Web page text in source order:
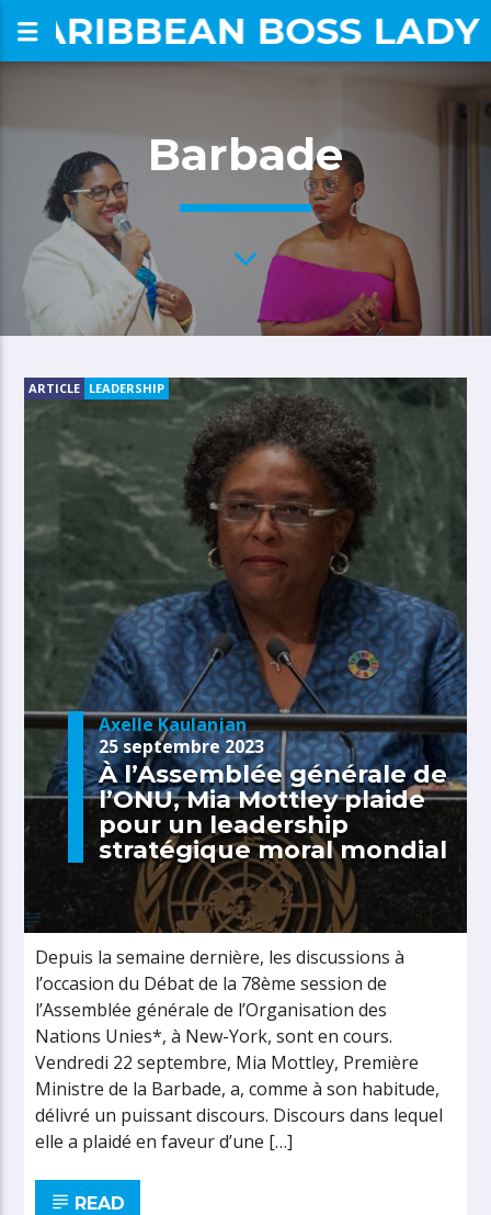
CARIBBEAN BOSS LADY
Barbade
ARTICLE LEADERSHIP
Axelle Kaulanjan
25 septembre 2023
À l’Assemblée générale de
l’ONU, Mia Mottley plaide
pour un leadership
stratégique moral mondial
Depuis la semaine dernière, les discussions à
l’occasion du Débat de la 78ème session de
l’Assemblée générale de l’Organisation des
Nations Unies*, à New-York, sont en cours.
Vendredi 22 septembre, Mia Mottley, Première
Ministre de la Barbade, a, comme à son habitude,
délivré un puissant discours. Discours dans lequel
elle a plaidé en faveur d’une […]
READ